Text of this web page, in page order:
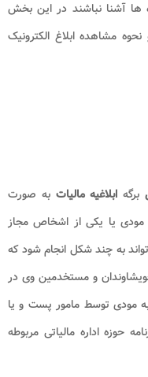
ها آشنا نباشند در این بخش
نحوه مشاهده ابلاغ الکترونیک
برگه ابلاغیه مالیات به صورت
یا یکی از اشخاص مجاز
به چند شکل انجام شود که
و مستخدمین وی در
مودی توسط مامور پست و یا
حوزه اداره مالیاتی مربوطه